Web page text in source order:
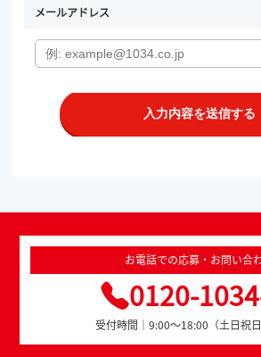
メールアドレス
お電話での応募・お問い合
0120-
受付時間｜9:00～18:00（土日祝日